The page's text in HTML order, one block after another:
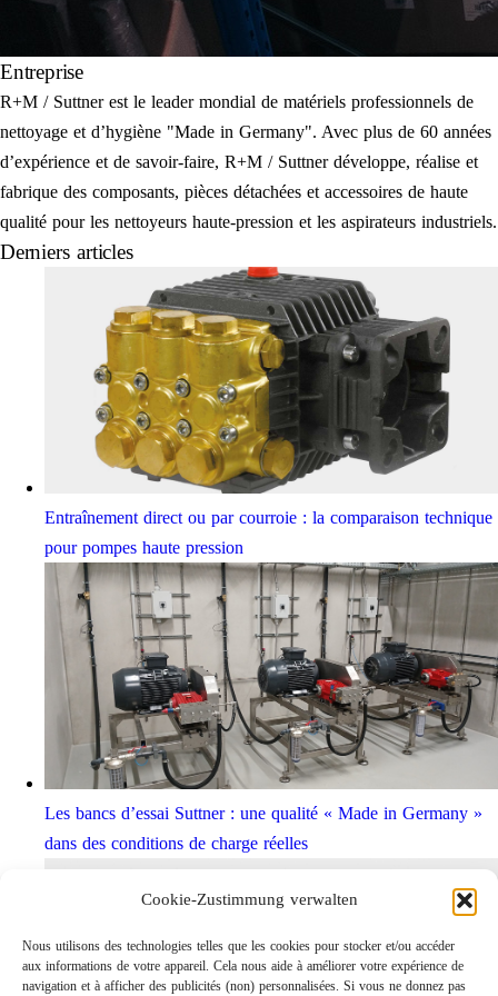
Cookie-Zustimmung verwalten
Nous utilisons des technologies telles que les cookies pour stocker et/ou accéder
aux informations de votre appareil. Cela nous aide à améliorer votre expérience de
navigation et à afficher des publicités (non) personnalisées. Si vous ne donnez pas
Entreprise
R+M / Suttner est le leader mondial de matériels professionnels de
nettoyage et d’hygiène "Made in Germany". Avec plus de 60 années
d’expérience et de savoir-faire, R+M / Suttner développe, réalise et
fabrique des composants, pièces détachées et accessoires de haute
qualité pour les nettoyeurs haute-pression et les aspirateurs industriels.
Derniers articles
Entraînement direct ou par courroie : la comparaison technique
pour pompes haute pression
Les bancs d’essai Suttner : une qualité « Made in Germany »
dans des conditions de charge réelles